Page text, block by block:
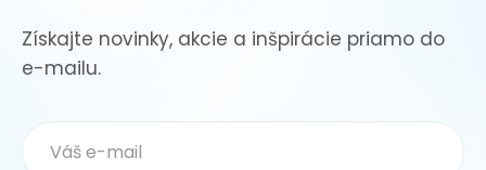
Získajte novinky, akcie a inšpirácie priamo do
e-mailu.